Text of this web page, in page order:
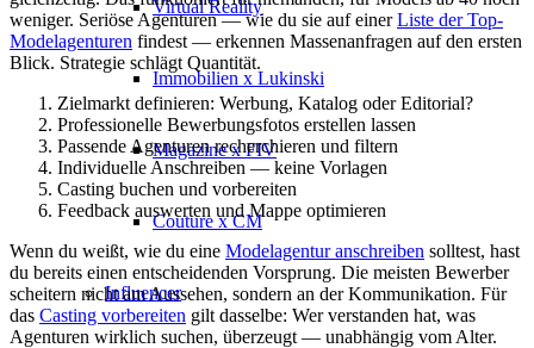
Virtual Reality
Immobilien x Lukinski
Magazine x FIV
Couture x CM
Influencer
weniger. Seriöse Agenturen — wie du sie auf einerListe der Top-
Modelagenturen findest — erkennen Massenanfragen auf den ersten
Blick. Strategie schlägt Quantität.
Zielmarkt definieren: Werbung, Katalog oder Editorial?
Professionelle Bewerbungsfotos erstellen lassen
Passende Agenturen recherchieren und filtern
Individuelle Anschreiben — keine Vorlagen
Casting buchen und vorbereiten
Feedback auswerten und Mappe optimieren
Wenn du weißt, wie du eine Modelagentur anschreiben solltest, hast
du bereits einen entscheidenden Vorsprung. Die meisten Bewerber
scheitern nicht am Aussehen, sondern an der Kommunikation. Für
das Casting vorbereiten gilt dasselbe: Wer verstanden hat, was
Agenturen wirklich suchen, überzeugt — unabhängig vom Alter.